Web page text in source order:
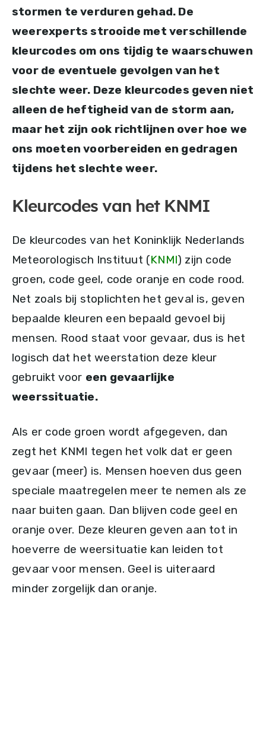
stormen te verduren gehad. De
weerexperts strooide met verschillende
kleurcodes om ons tijdig te waarschuwen
voor de eventuele gevolgen van het
slechte weer. Deze kleurcodes geven niet
alleen de heftigheid van de storm aan,
maar het zijn ook richtlijnen over hoe we
ons moeten voorbereiden en gedragen
tijdens het slechte weer.
Kleurcodes van het KNMI
De kleurcodes van het Koninklijk Nederlands
Meteorologisch Instituut (KNMI) zijn code
groen, code geel, code oranje en code rood.
Net zoals bij stoplichten het geval is, geven
bepaalde kleuren een bepaald gevoel bij
mensen. Rood staat voor gevaar, dus is het
logisch dat het weerstation deze kleur
gebruikt voor een gevaarlijke
weerssituatie.
Als er code groen wordt afgegeven, dan
zegt het KNMI tegen het volk dat er geen
gevaar (meer) is. Mensen hoeven dus geen
speciale maatregelen meer te nemen als ze
naar buiten gaan. Dan blijven code geel en
oranje over. Deze kleuren geven aan tot in
hoeverre de weersituatie kan leiden tot
gevaar voor mensen. Geel is uiteraard
minder zorgelijk dan oranje.